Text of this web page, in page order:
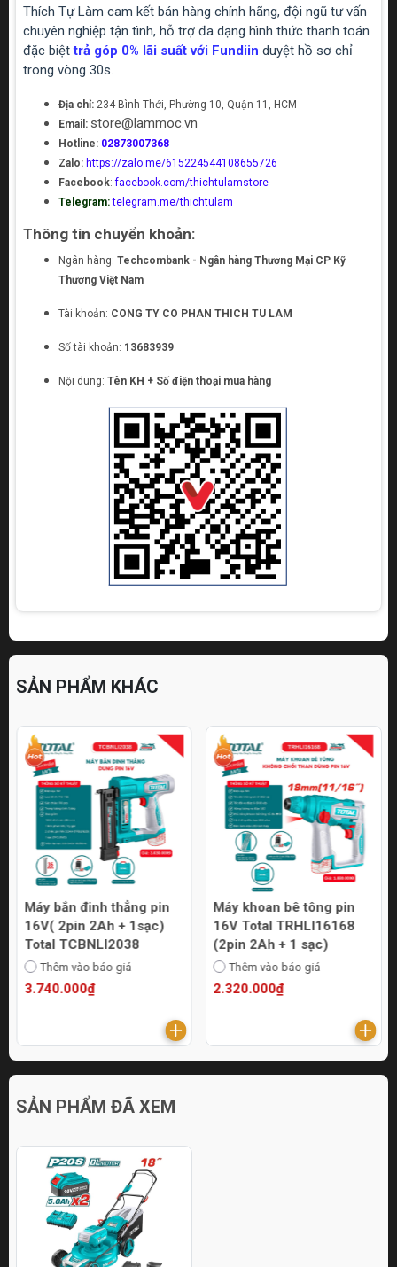
Thích Tự Làm cam kết bán hàng chính hãng, đội ngũ tư vấn
chuyên nghiệp tận tình, hỗ trợ đa dạng hình thức thanh toán
đặc biệttrả góp 0% lãi suất với Fundiin duyệt hồ sơ chỉ
trong vòng 30s.
Địa chỉ: 234 Bình Thới, Phường 10, Quận 11, HCM
Email: store@lammoc.vn
Hotline: 02873007368
Zalo: https://zalo.me/615224544108655726
Facebook:facebook.com/thichtulamstore
Telegram: telegram.me/thichtulam
Thông tin chuyển khoản:
Ngân hàng: Techcombank - Ngân hàng Thương Mại CP Kỹ
Thương Việt Nam
Tài khoản: CONG TY CO PHAN THICH TU LAM
Số tài khoản: 13683939
Nội dung: Tên KH + Số điện thoại mua hàng
SẢN PHẨM KHÁC
Máy bắn đinh thẳng pin
16V( 2pin 2Ah + 1sạc)
Total TCBNLI2038
Thêm vào báo giá
3.740.000₫
Máy khoan bê tông pin
16V Total TRHLI16168
(2pin 2Ah + 1 sạc)
Thêm vào báo giá
2.320.000₫
SẢN PHẨM ĐÃ XEM